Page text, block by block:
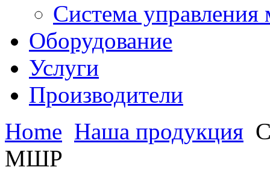
Система
Оборудование
Услуги
Производители
Home Наша продукция
МШР